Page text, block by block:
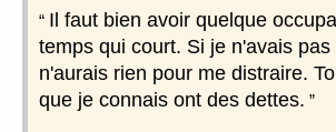
Il faut bien avoir quelque
temps qui court. Si je n'avais
n'aurais rien pour me distraire.
que je connais ont des dettes.